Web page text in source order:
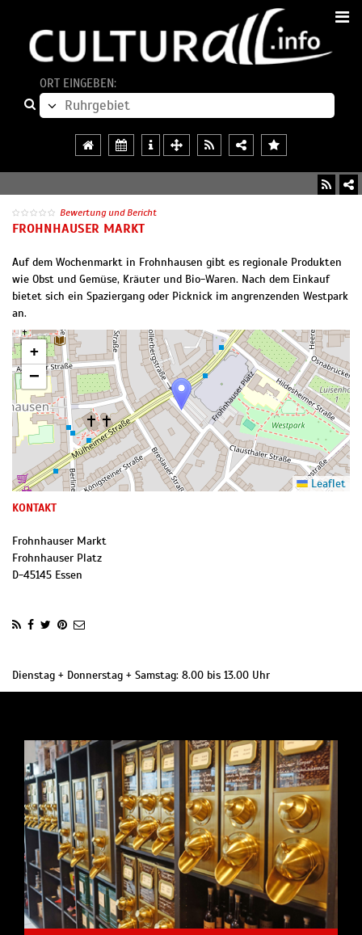
ORT EINGEBEN:
Bewertung und Bericht
FROHNHAUSER MARKT
Auf dem Wochenmarkt in Frohnhausen gibt es regionale Produkten
wie Obst und Gemüse, Kräuter und Bio-Waren. Nach dem Einkauf
bietet sich ein Spaziergang oder Picknick im angrenzenden Westpark
an.
+
−
Leaflet
KONTAKT
Frohnhauser Markt
Frohnhauser Platz
D-45145 Essen
Dienstag + Donnerstag + Samstag: 8.00 bis 13.00 Uhr